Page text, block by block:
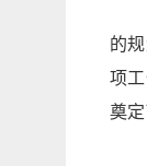
的
项
奠定